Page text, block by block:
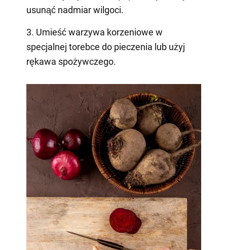
usunąć nadmiar wilgoci.
3. Umieść warzywa korzeniowe w
specjalnej torebce do pieczenia lub użyj
rękawa spożywczego.